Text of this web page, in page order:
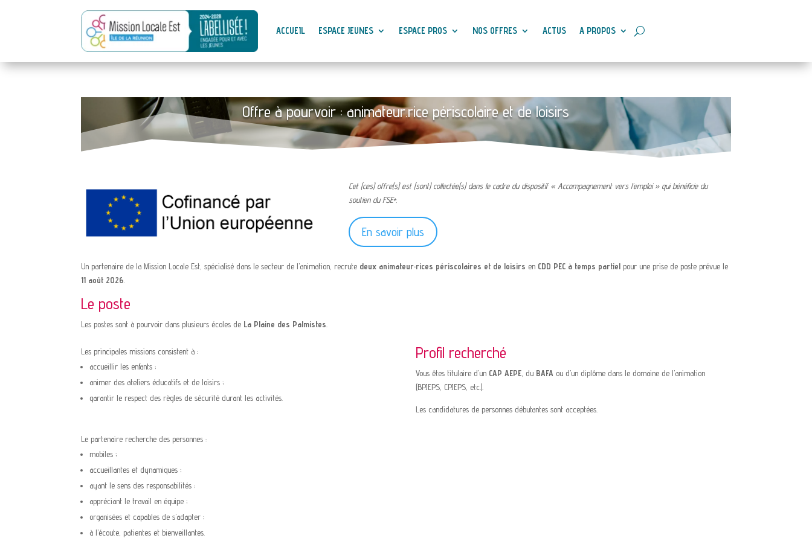
ACCUEIL ESPACE JEUNES ESPACE PROS NOS OFFRES ACTUS A PROPOS
Offre à pourvoir : animateur.rice périscolaire et de loisirs
Cet (ces) offre(s) est (sont) collectée(s) dans le cadre du dispositif « Accompagnement vers l’emploi » qui bénéficie du
soutien du FSE+.
En savoir plus
Un partenaire de la Mission Locale Est, spécialisé dans le secteur de l’animation, recrute deux animateur·rices périscolaires et de loisirs en CDD PEC à temps partiel pour une prise de poste prévue le
11 août 2026.
Le poste
Les postes sont à pourvoir dans plusieurs écoles de La Plaine des Palmistes.
Les principales missions consistent à :
accueillir les enfants ;
animer des ateliers éducatifs et de loisirs ;
garantir le respect des règles de sécurité durant les activités.
Profil recherché
Vous êtes titulaire d’un CAP AEPE , du BAFA ou d’un diplôme dans le domaine de l’animation
(BPJEPS, CPJEPS, etc.).
Les candidatures de personnes débutantes sont acceptées.
Le partenaire recherche des personnes :
mobiles ;
accueillantes et dynamiques ;
ayant le sens des responsabilités ;
appréciant le travail en équipe ;
organisées et capables de s’adapter ;
à l’écoute, patientes et bienveillantes.